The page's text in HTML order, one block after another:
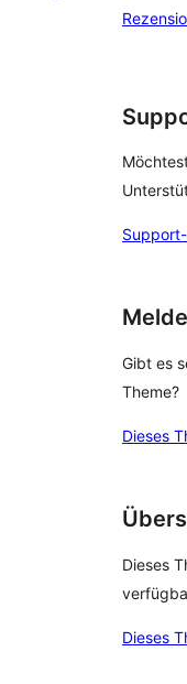
Gibt es
Theme?
Dieses
Dieses
Dieses